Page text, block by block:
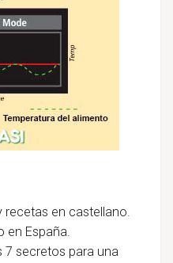
recetas en castellano.
en España.
7 secretos para una